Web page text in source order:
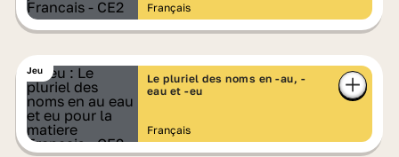
Français
Jeu
Le pluriel des noms en -au, -
eau et -eu
Français